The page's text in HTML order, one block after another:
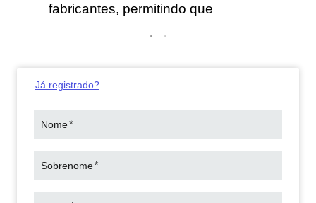
fabricantes, permitindo que
e-mails relacionados a ele, incluindo seus
detalhes de login e lembretes. Hitachi ABB
mais informações, leia nosso
privacidad.
Já registrado?
Nome*
Sobrenome*